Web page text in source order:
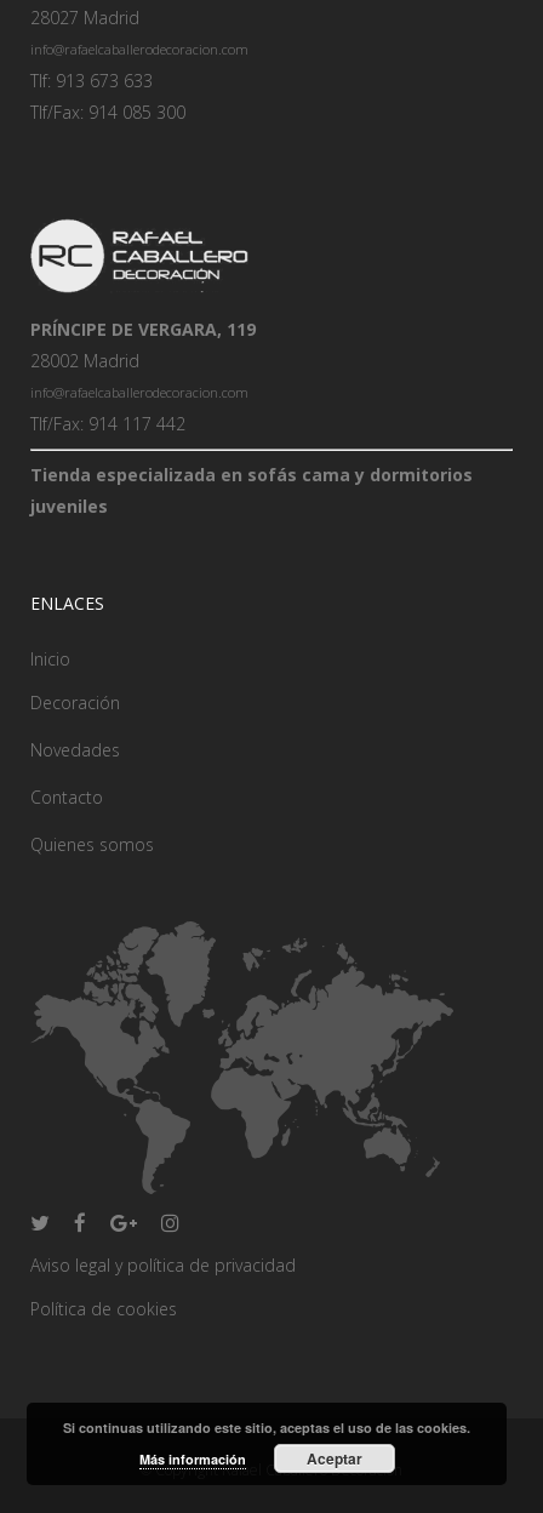
28027 Madrid
info@rafaelcaballerodecoracion.com
Tlf: 913 673 633
Tlf/Fax: 914 085 300
PRÍNCIPE DE VERGARA, 119
28002 Madrid
info@rafaelcaballerodecoracion.com
Tlf/Fax: 914 117 442
Tienda especializada en sofás cama y dormitorios
juveniles
ENLACES
Inicio
Decoración
Novedades
Contacto
Quienes somos
Aviso legal y política de privacidad
Política de cookies
© Copyright Rafael Caballero Decoración
Si continuas utilizando este sitio, aceptas el uso de las cookies.
Más información
Aceptar